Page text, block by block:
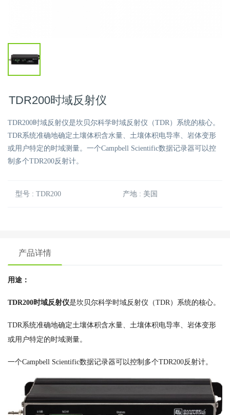
TDR200时域反射仪
TDR200时域反射仪是坎贝尔科学时域反射仪（TDR）系统的核心。
TDR系统准确地确定土壤体积含水量、土壤体积电导率、岩体变形
或用户特定的时域测量。一个Campbell Scientific数据记录器可以控
制多个TDR200反射计。
型号 : TDR200 产地 : 美国
产品详情
用途：
TDR200时域反射仪是坎贝尔科学时域反射仪（TDR）系统的核心。
TDR系统准确地确定土壤体积含水量、土壤体积电导率、岩体变形
或用户特定的时域测量。
一个Campbell Scientific数据记录器可以控制多个TDR200反射计。